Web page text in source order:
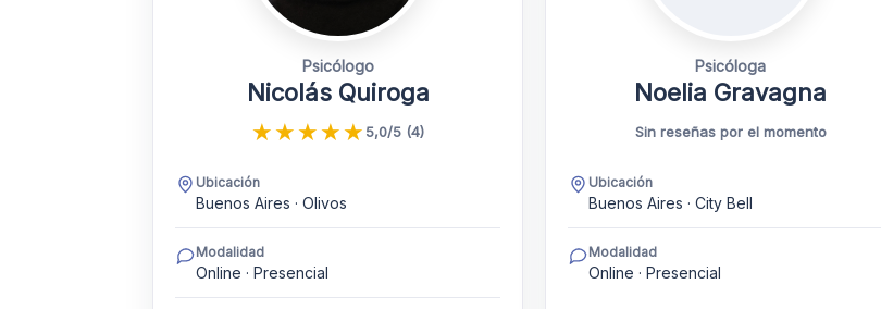
Psicólogo
Nicolás Quiroga
★★★★★ 5,0/5 (4)
Ubicación
Buenos Aires · Olivos
Modalidad
Online · Presencial
Psicóloga
Noelia Gravagna
Sin reseñas por el momento
Ubicación
Buenos Aires · City Bell
Modalidad
Online · Presencial